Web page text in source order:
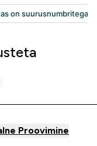
Proovimine